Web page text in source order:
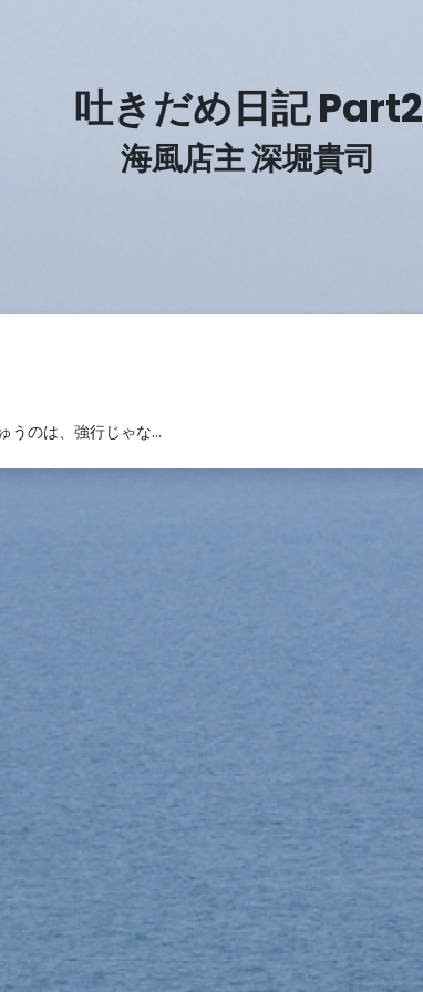
吐きだめ日記 Part2
海風店主 深堀貴司
うのは、強行じゃな…